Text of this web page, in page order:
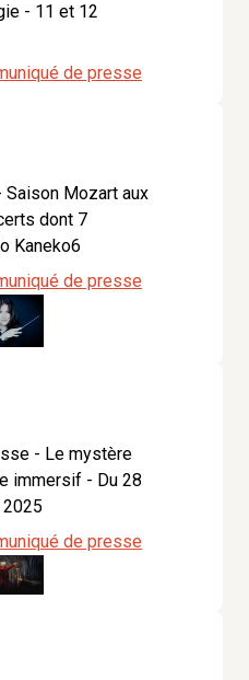
- 11 et 12
de presse
Mozart aux
dont 7
Kaneko6
de presse
- Le mystère
immersif - Du 28
2025
de presse